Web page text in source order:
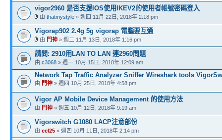
vigor2960 是否支援IOS使用IKEV2的使用者帳號密碼登入
由 thatmystyle » 週四 11月 22日, 2018年 2:18 pm
Vigorap902 2.4g 5g vigorap 電腦要互通
由 門神 » 週二 11月 13日, 2018年 1:16 pm
請問: 2910用LAN TO LAN 連2960問題
由 c3068 » 週一 10月 15日, 2018年 12:09 am
Network Tap Traffic Analyzer Sniffer Wireshark tools VigorSw
由 門神 » 週四 10月 25日, 2018年 4:58 pm
Vigor AP Mobile Device Management 的使用方法
由 門神 » 週五 10月 12日, 2018年 9:19 am
Vigorswitch G1080 LACP注意部份
由 ccl25 » 週四 10月 11日, 2018年 2:14 pm